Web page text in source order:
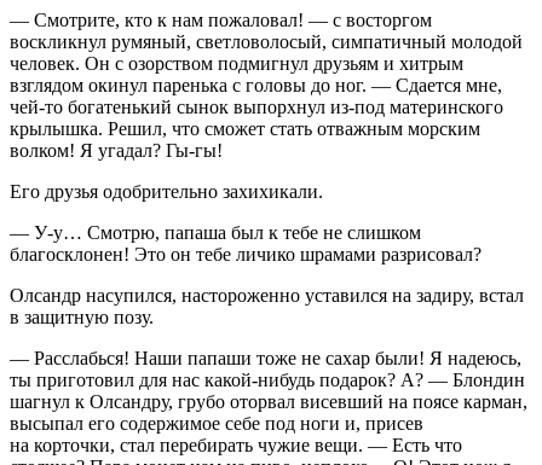
— Смотрите, кто к нам пожаловал! — с восторгом
воскликнул румяный, светловолосый, симпатичный молодой
человек. Он с озорством подмигнул друзьям и хитрым
взглядом окинул паренька с головы до ног. — Сдается мне,
чей-то богатенький сынок выпорхнул из-под материнского
крылышка. Решил, что сможет стать отважным морским
волком! Я угадал? Гы-гы!
Его друзья одобрительно захихикали.
— У-у… Смотрю, папаша был к тебе не слишком
благосклонен! Это он тебе личико шрамами разрисовал?
Олсандр насупился, настороженно уставился на задиру, встал
в защитную позу.
— Расслабься! Наши папаши тоже не сахар были! Я надеюсь,
ты приготовил для нас какой-нибудь подарок? А? — Блондин
шагнул к Олсандру, грубо оторвал висевший на поясе карман,
высыпал его содержимое себе под ноги и, присев
на корточки, стал перебирать чужие вещи. — Есть что